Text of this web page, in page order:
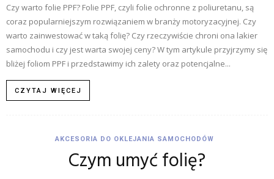
Czy warto folie PPF? Folie PPF, czyli folie ochronne z poliuretanu, są
coraz popularniejszym rozwiązaniem w branży motoryzacyjnej. Czy
warto zainwestować w taką folię? Czy rzeczywiście chroni ona lakier
samochodu i czy jest warta swojej ceny? W tym artykule przyjrzymy się
bliżej foliom PPF i przedstawimy ich zalety oraz potencjalne...
CZYTAJ WIĘCEJ
AKCESORIA DO OKLEJANIA SAMOCHODÓW
Czym umyć folię?